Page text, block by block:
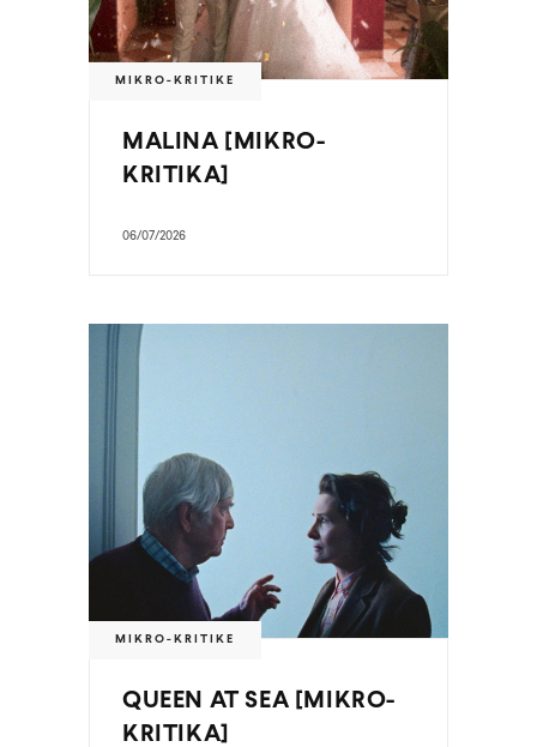
MIKRO-KRITIKE
MALINA [MIKRO-
KRITIKA]
06/07/2026
MIKRO-KRITIKE
QUEEN AT SEA [MIKRO-
KRITIKA]